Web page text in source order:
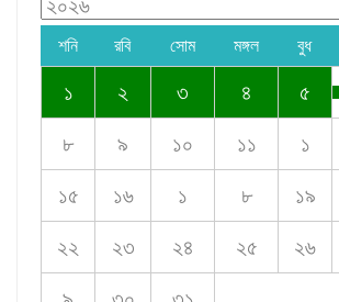
শনি রবি সোম মঙ্গল বুধ
১ ২ ৩ ৪ ৫
৮ ৯ ১০ ১১ ১
১৫ ১৬ ১ ৮ ১৯
২২ ২৩ ২৪ ২৫ ২৬